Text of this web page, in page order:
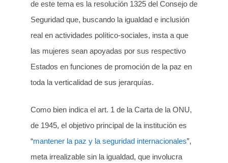
de este tema es la resolución 1325 del Consejo de
Seguridad que, buscando la igualdad e inclusión
real en actividades político-sociales, insta a que
las mujeres sean apoyadas por sus respectivo
Estados en funciones de promoción de la paz en
toda la verticalidad de sus jerarquías.
Como bien indica el art. 1 de la Carta de la ONU,
de 1945, el objetivo principal de la institución es
“mantener la paz y la seguridad internacionales”,
meta irrealizable sin la igualdad, que involucra